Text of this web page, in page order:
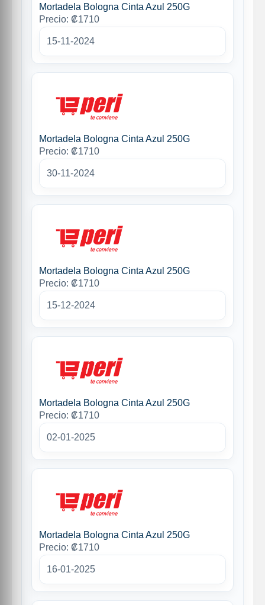
Mortadela Bologna Cinta Azul 250G
Precio: ₡1710
15-11-2024
Mortadela Bologna Cinta Azul 250G
Precio: ₡1710
30-11-2024
Mortadela Bologna Cinta Azul 250G
Precio: ₡1710
15-12-2024
Mortadela Bologna Cinta Azul 250G
Precio: ₡1710
02-01-2025
Mortadela Bologna Cinta Azul 250G
Precio: ₡1710
16-01-2025